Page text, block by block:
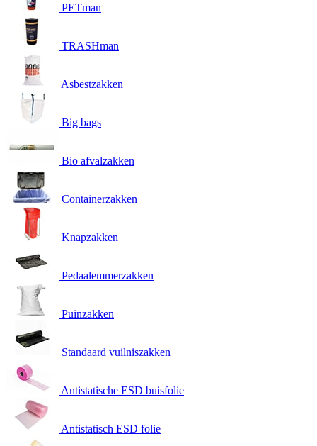
PETman
TRASHman
Asbestzakken
Big bags
Bio afvalzakken
Containerzakken
Knapzakken
Pedaalemmerzakken
Puinzakken
Standaard vuilniszakken
Antistatische ESD buisfolie
Antistatisch ESD folie